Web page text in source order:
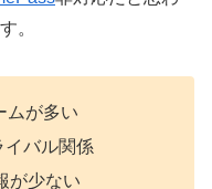
。
ムが多い
イバル関係
が少ない